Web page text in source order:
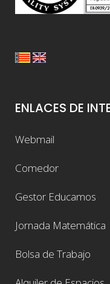
ENLACES DE
Webmail
Comedor
Gestor Educamos
Jornada Matemática
Bolsa de Trabajo